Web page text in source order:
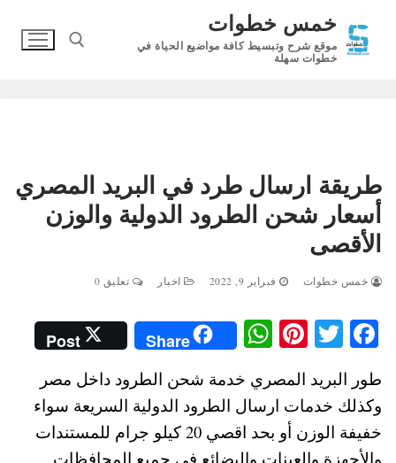
المحتوى
خمس خطوات
موقع شرح وتبسيط كافة مواضيع الحياة في
خطوات سهلة
طريقة ارسال طرد في البريد المصري
أسعار شحن الطرود الدولية والوزن
الأقصى
خمس خطوات فبراير 9, 2022 اخبار تعليق 0
Fa
ce
bo
ok
T
wi
tte
r
Pi
er
es
t
W
ha
ts
A
pp
Share
Post
طور البريد المصري خدمة شحن الطرود داخل مصر
وكذلك خدمات ارسال الطرود الدولية السريعة سواء
خفيفة الوزن أو بحد اقصي 20 كيلو جرام للمستندات
والأجهزة والعينات والبضائع في جميع المحافظات